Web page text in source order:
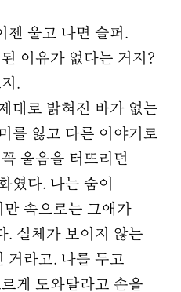
울고 나면 슬퍼.
이유가 없다는 거지?
.
로 밝혀진 바가 없는
를 잃고 다른 이야기로
울음을 터뜨리던
였다. 나는 숨이
속으로는 그애가
. 실체가 보이지 않는
거라고. 나를 두고
게 도와달라고 손을